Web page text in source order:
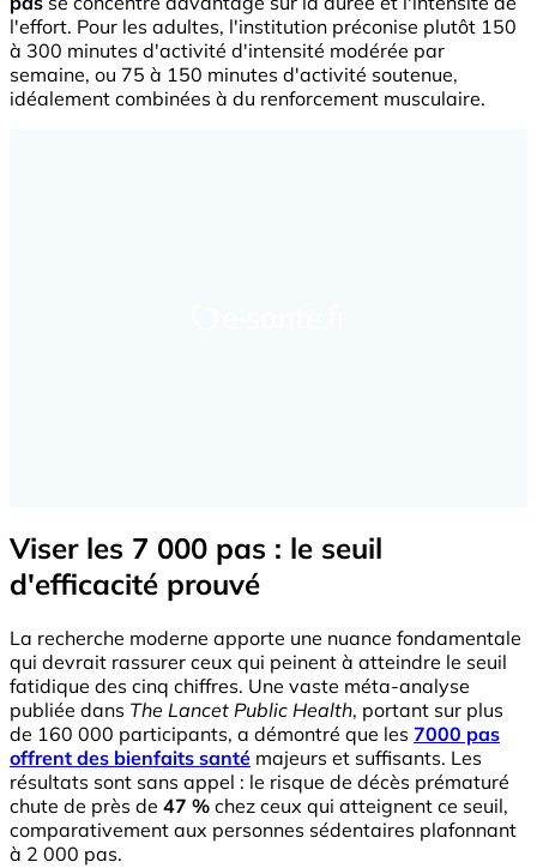
l'effort. Pour les adultes, l'institution préconise plutôt 150
à 300 minutes d'activité d'intensité modérée par
semaine, ou 75 à 150 minutes d'activité soutenue,
idéalement combinées à du renforcement musculaire.
Viser les 7 000 pas : le seuil
d'efficacité prouvé
La recherche moderne apporte une nuance fondamentale
qui devrait rassurer ceux qui peinent à atteindre le seuil
fatidique des cinq chiffres. Une vaste méta-analyse
publiée dans The Lancet Public Health, portant sur plus
de 160 000 participants, a démontré que les 7000 pas
offrent des bienfaits santé majeurs et suffisants. Les
résultats sont sans appel : le risque de décès prématuré
chute de près de 47 % chez ceux qui atteignent ce seuil,
comparativement aux personnes sédentaires plafonnant
à 2 000 pas.